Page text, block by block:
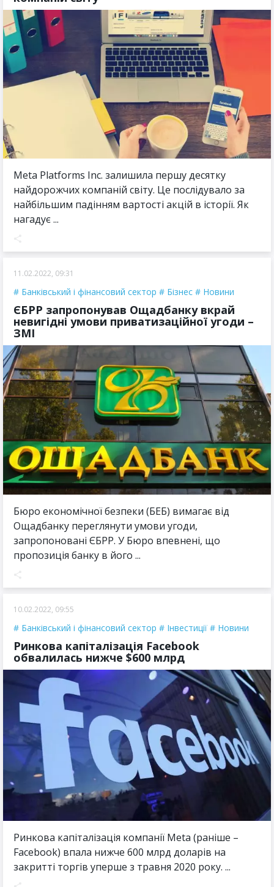
Meta Platforms Inc. залишила першу десятку
найдорожчих компаній світу. Це послідувало за
найбільшим падінням вартості акцій в історії. Як
нагадує ...
11.02.2022, 09:31
Банківський і фінансовий сектор Бізнес Новини
ЄБРР запропонував Ощадбанку вкрай
невигідні умови приватизаційної угоди –
ЗМІ
Бюро економічної безпеки (БЕБ) вимагає від
Ощадбанку переглянути умови угоди,
запропоновані ЄБРР. У Бюро впевнені, що
пропозиція банку в його ...
10.02.2022, 09:55
Банківський і фінансовий сектор Інвестиції Новини
Ринкова капіталізація Facebook
обвалилась нижче $600 млрд
Ринкова капіталізація компанії Meta (раніше –
Facebook) впала нижче 600 млрд доларів на
закритті торгів уперше з травня 2020 року. ...